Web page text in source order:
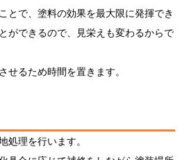
とで、塗料の効果を最大限に発揮でき
ができるので、見栄えも変わるからで
せるため時間を置きます。
処理を行います。